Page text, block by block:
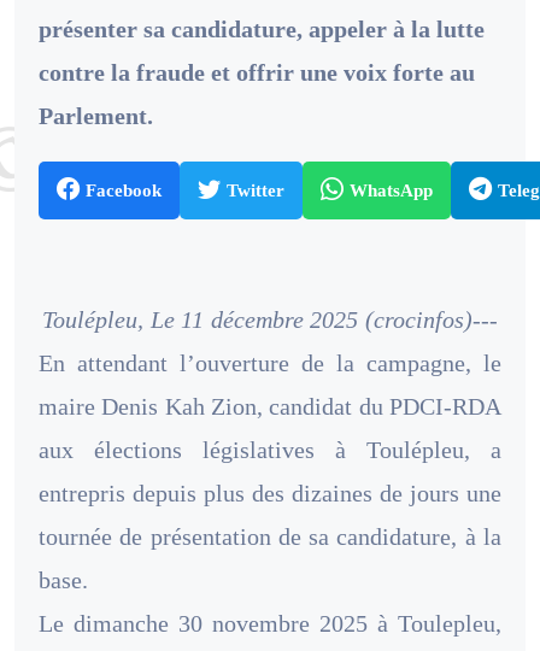
présenter sa candidature, appeler à la lutte
contre la fraude et offrir une voix forte au
Parlement.
Facebook Twitter WhatsApp
Toulépleu, Le 11 décembre 2025 (crocinfos)---
En attendant l’ouverture de la campagne, le
maire Denis Kah Zion, candidat du PDCI-RDA
aux élections législatives à Toulépleu, a
entrepris depuis plus des dizaines de jours une
tournée de présentation de sa candidature, à la
base.
Le dimanche 30 novembre 2025 à Toulepleu,